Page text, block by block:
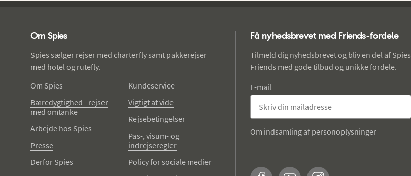
Om Spies
Spies sælger rejser med charterfly samt pakkerejser
med hotel og rutefly.
Om Spies
Bæredygtighed - rejser
med omtanke
Arbejde hos Spies
Presse
Derfor Spies
Kundeservice
Vigtigt at vide
Rejsebetingelser
Pas-, visum- og
indrejseregler
Policy for sociale medier
Få nyhedsbrevet med Friends-fordele
Tilmeld dig nyhedsbrevet og bliv en del af Spies
Friends med gode tilbud og unikke fordele.
E-mail
Om indsamling af personoplysninger